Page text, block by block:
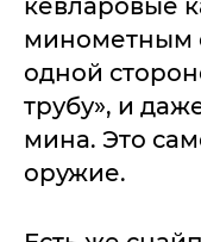
кевларовые
минометным
одной
трубу», и
мина. Это
оружие.